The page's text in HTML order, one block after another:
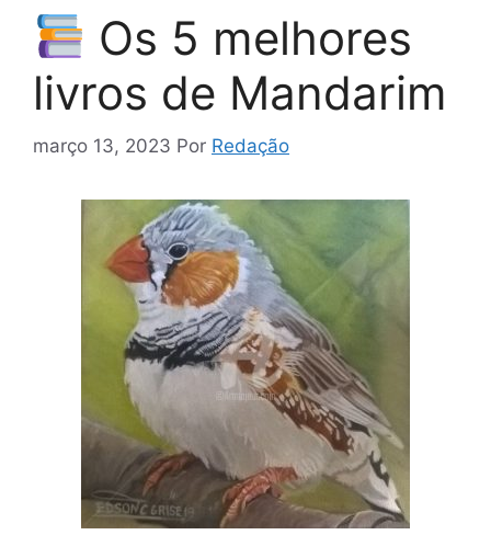
Os 5 melhores
livros de Mandarim
março 13, 2023 Por Redação